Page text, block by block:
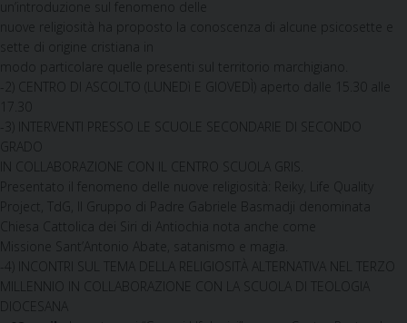
un’introduzione sul fenomeno delle
nuove religiosità ha proposto la conoscenza di alcune psicosette e
sette di origine cristiana in
modo particolare quelle presenti sul territorio marchigiano.
-2) CENTRO DI ASCOLTO (LUNEDì E GIOVEDÌ) aperto dalle 15.30 alle
17.30
-3) INTERVENTI PRESSO LE SCUOLE SECONDARIE DI SECONDO
GRADO
IN COLLABORAZIONE CON IL CENTRO SCUOLA GRIS.
Presentato il fenomeno delle nuove religiosità: Reiky, Life Quality
Project, TdG, Il Gruppo di Padre Gabriele Basmadji denominata
Chiesa Cattolica dei Siri di Antiochia nota anche come
Missione Sant’Antonio Abate, satanismo e magia.
-4) INCONTRI SUL TEMA DELLA RELIGIOSITÀ ALTERNATIVA NEL TERZO
MILLENNIO IN COLLABORAZIONE CON LA SCUOLA DI TEOLOGIA
DIOCESANA